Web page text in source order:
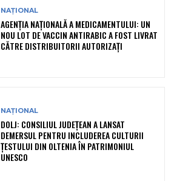
NAȚIONAL
AGENȚIA NAȚIONALĂ A MEDICAMENTULUI: UN
NOU LOT DE VACCIN ANTIRABIC A FOST LIVRAT
CĂTRE DISTRIBUITORII AUTORIZAȚI
NAȚIONAL
DOLJ: CONSILIUL JUDEȚEAN A LANSAT
DEMERSUL PENTRU INCLUDEREA CULTURII
ȚESTULUI DIN OLTENIA ÎN PATRIMONIUL
UNESCO